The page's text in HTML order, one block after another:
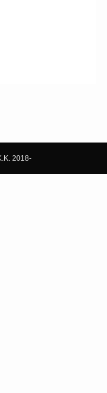
2018-